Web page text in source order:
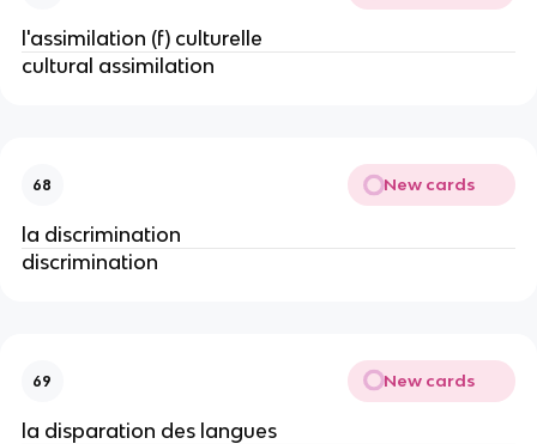
l'assimilation (f) culturelle
cultural assimilation
68 New cards
la discrimination
discrimination
69 New cards
la disparation des langues